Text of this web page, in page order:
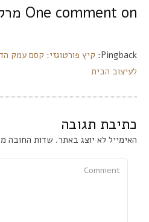
One comment on
Pingback:
לעיצוב הבית
כתיבת תגובה
האימייל לא יוצג באתר. שדות החובה
Comment